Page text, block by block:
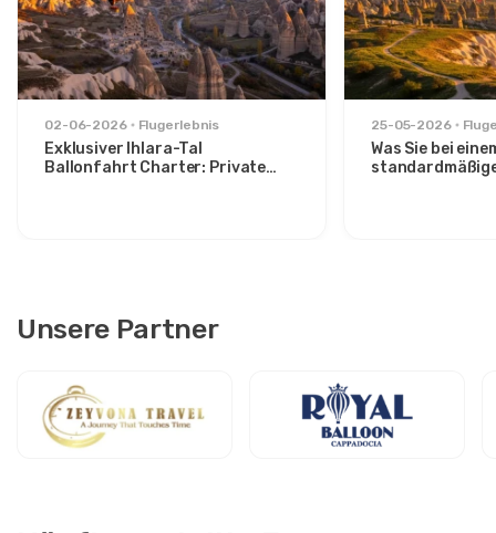
02-06-2026 Flugerlebnis
Exklusiver Ihlara-Tal
Ballonfahrt Charter: Private
25-05-2026
Was Sie bei
Unsere Partner